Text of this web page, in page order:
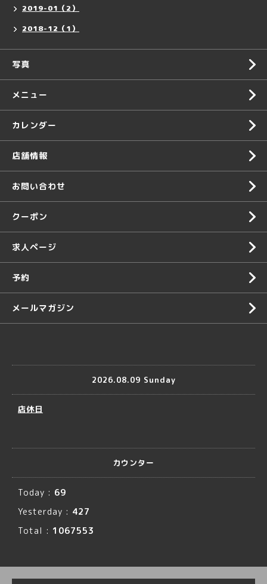
2019-01（2）
2018-12（1）
写真
メニュー
カレンダー
店舗情報
お問い合わせ
クーポン
求人ページ
予約
メールマガジン
2026.08.09 Sunday
店休日
カウンター
Today : 69
Yesterday : 427
Total : 1067553